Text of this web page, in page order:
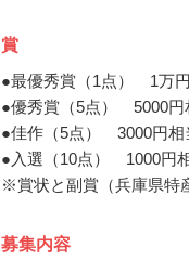
賞
●最優秀賞（1点） 1万
●優秀賞（5点） 5000円
●佳作（5点） 3000円相
●入選（10点） 1000円
※賞状と副賞（兵庫県特
募集内容